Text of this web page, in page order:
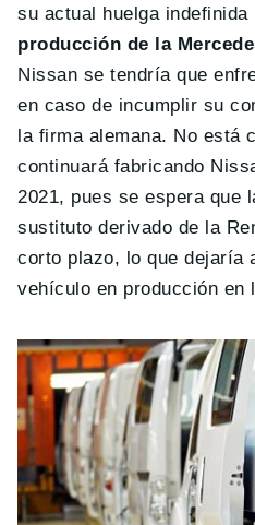
su actual huelga indefinida
producción de la
Nissan se tendría que
en caso de incumplir su
la firma alemana. No está
continuará fabricando
2021, pues se espera que
sustituto derivado de la
corto plazo, lo que dejaría
vehículo en producción en